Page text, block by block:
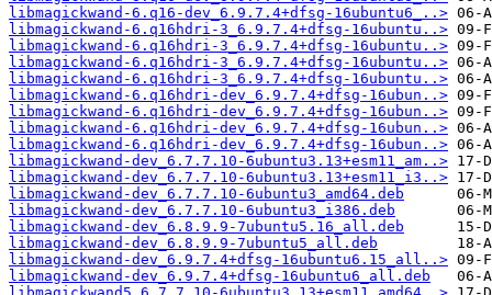
libmagickwand-6.q16-dev_6.9.7.4+dfsg-16ubuntu6_..>
libmagickwand-6.q16hdri-3_6.9.7.4+dfsg-16ubuntu..>
libmagickwand-6.q16hdri-3_6.9.7.4+dfsg-16ubuntu..>
libmagickwand-6.q16hdri-3_6.9.7.4+dfsg-16ubuntu..>
libmagickwand-6.q16hdri-3_6.9.7.4+dfsg-16ubuntu..>
libmagickwand-6.q16hdri-dev_6.9.7.4+dfsg-16ubun..>
libmagickwand-6.q16hdri-dev_6.9.7.4+dfsg-16ubun..>
libmagickwand-6.q16hdri-dev_6.9.7.4+dfsg-16ubun..>
libmagickwand-6.q16hdri-dev_6.9.7.4+dfsg-16ubun..>
libmagickwand-dev_6.7.7.10-6ubuntu3.13+esm11_am..>
libmagickwand-dev_6.7.7.10-6ubuntu3.13+esm11_i3..>
libmagickwand-dev_6.7.7.10-6ubuntu3_amd64.deb
libmagickwand-dev_6.7.7.10-6ubuntu3_i386.deb
libmagickwand-dev_6.8.9.9-7ubuntu5.16_all.deb
libmagickwand-dev_6.8.9.9-7ubuntu5_all.deb
libmagickwand-dev_6.9.7.4+dfsg-16ubuntu6.15_all..>
libmagickwand-dev_6.9.7.4+dfsg-16ubuntu6_all.deb